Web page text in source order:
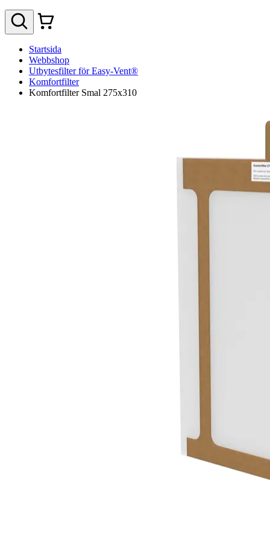
Startsida
Webbshop
Utbytesfilter för Easy-Vent®
Komfortfilter
Komfortfilter Smal 275x310